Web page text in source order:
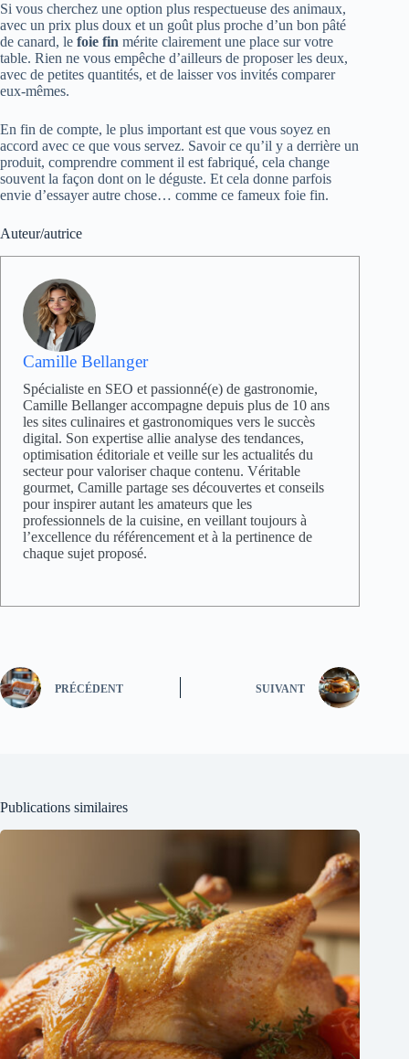
Si vous cherchez une option plus respectueuse des animaux,
avec un prix plus doux et un goût plus proche d’un bon pâté
de canard, le foie fin mérite clairement une place sur votre
table. Rien ne vous empêche d’ailleurs de proposer les deux,
avec de petites quantités, et de laisser vos invités comparer
eux-mêmes.
En fin de compte, le plus important est que vous soyez en
accord avec ce que vous servez. Savoir ce qu’il y a derrière un
produit, comprendre comment il est fabriqué, cela change
souvent la façon dont on le déguste. Et cela donne parfois
envie d’essayer autre chose… comme ce fameux foie fin.
Auteur/autrice
Camille Bellanger
Spécialiste en SEO et passionné(e) de gastronomie,
Camille Bellanger accompagne depuis plus de 10 ans
les sites culinaires et gastronomiques vers le succès
digital. Son expertise allie analyse des tendances,
optimisation éditoriale et veille sur les actualités du
secteur pour valoriser chaque contenu. Véritable
gourmet, Camille partage ses découvertes et conseils
pour inspirer autant les amateurs que les
professionnels de la cuisine, en veillant toujours à
l’excellence du référencement et à la pertinence de
chaque sujet proposé.
PRÉCÉDENT SUIVANT
Publications similaires